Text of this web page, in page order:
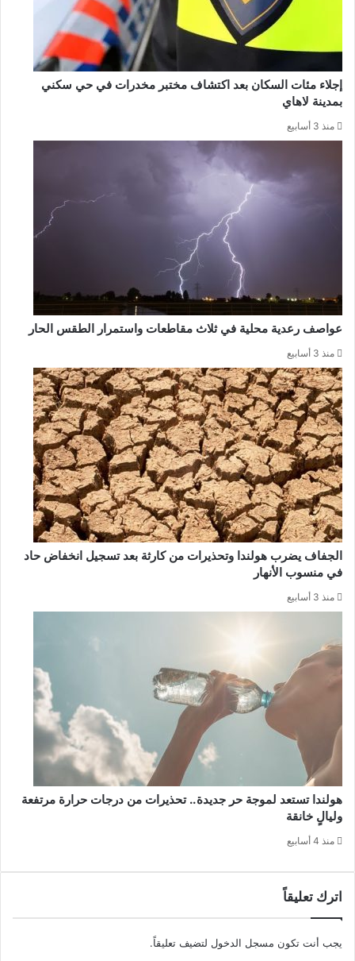
إجلاء مئات السكان بعد اكتشاف مختبر مخدرات في حي سكني
بمدينة لاهاي
منذ 3 أسابيع
عواصف رعدية محلية في ثلاث مقاطعات واستمرار الطقس الحار
منذ 3 أسابيع
الجفاف يضرب هولندا وتحذيرات من كارثة بعد تسجيل انخفاض حاد
في منسوب الأنهار
منذ 3 أسابيع
هولندا تستعد لموجة حر جديدة.. تحذيرات من درجات حرارة مرتفعة
وليالٍ خانقة
منذ 4 أسابيع
اترك تعليقاً
يجب أنت تكون مسجل الدخول لتضيف تعليقاً.